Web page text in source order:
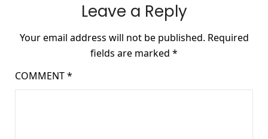
Leave a Reply
Your email address will not be published. Required
fields are marked *
COMMENT*